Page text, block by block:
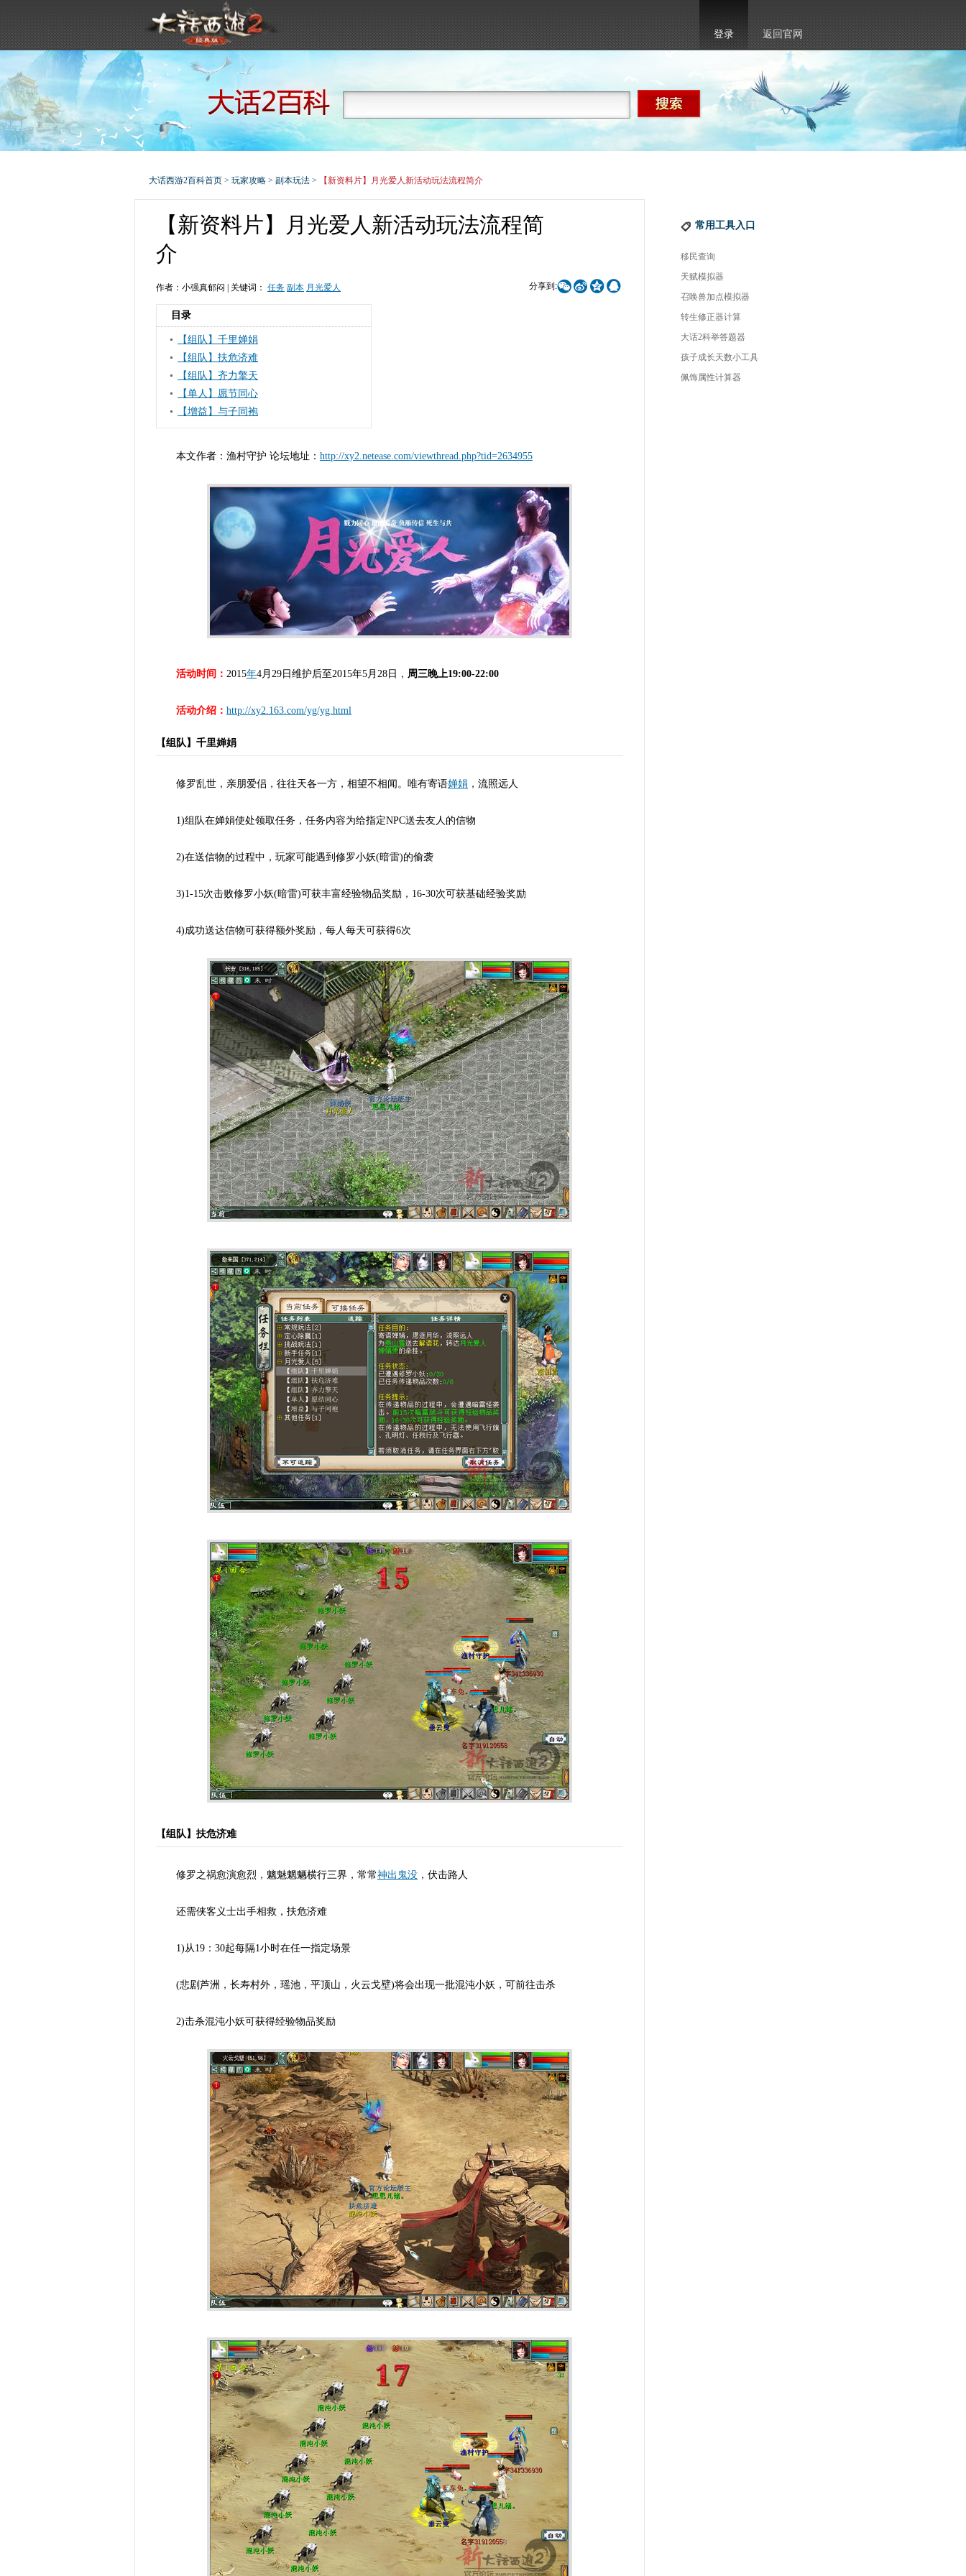
登录 返回官网
大话西游2百科首页 > 玩家攻略 > 副本玩法 > 【新资料片】月光爱人新活动玩法流程简介
【新资料片】月光爱人新活动玩法流程简
介
分享到: 
作者：小强真郁闷 | 关键词： 任务 副本 月光爱人
目录
【组队】千里婵娟
【组队】扶危济难
【组队】齐力擎天
【单人】愿节同心
【增益】与子同袍
本文作者：渔村守护 论坛地址： http://xy2.netease.com/viewthread.php?tid=2634955
活动时间： 2015年4月29日维护后至2015年5月28日， 周三晚上19:00-22:00
活动介绍： http://xy2.163.com/yg/yg.html
【组队】千里婵娟
修罗乱世，亲朋爱侣，往往天各一方，相望不相闻。唯有寄语婵娟 ，流照远人
1)组队在婵娟使处领取任务，任务内容为给指定NPC送去友人的信物
2)在送信物的过程中，玩家可能遇到修罗小妖(暗雷)的偷袭
3)1-15次击败修罗小妖(暗雷)可获丰富经验物品奖励，16-30次可获基础经验奖励
4)成功送达信物可获得额外奖励，每人每天可获得6次
【组队】扶危济难
修罗之祸愈演愈烈，魑魅魍魉横行三界，常常神出鬼没 ，伏击路人
还需侠客义士出手相救，扶危济难
1)从19：30起每隔1小时在任一指定场景
(悲剧芦洲，长寿村外，瑶池，平顶山，火云戈壁)将会出现一批混沌小妖，可前往击杀
2)击杀混沌小妖可获得经验物品奖励
常用工具入口
移民查询
天赋模拟器
召唤兽加点模拟器
转生修正器计算
大话2科举答题器
孩子成长天数小工具
佩饰属性计算器